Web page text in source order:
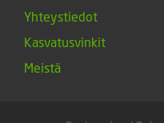
Yhteystiedot
Kasvatusvinkit
Meistä